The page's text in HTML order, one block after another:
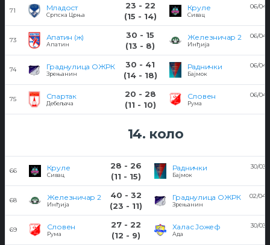
71 Младост
Српска Црња
23 - 22
(15 - 14)
Круле
Сивац
06/04/
73 Апатин (ж)
Апатин
30 - 15
(13 - 8)
Железничар 2
Инђија
06/04/
74 Граднулица ОЖРК
Зрењанин
30 - 41
(14 - 18)
Раднички
Бајмок
06/04/
75 Спартак
Дебељача
20 - 28
(11 - 10)
Словен
Рума
06/04/
14. коло
66 Круле
Сивац
28 - 26
(11 - 15)
Раднички
Бајмок
30/03/
68 Железничар 2
Инђија
40 - 32
(23 - 11)
Граднулица ОЖРК
Зрењанин
02/04/
69 Словен
Рума
27 - 22
(12 - 9)
Халас Јожеф
Ада
30/03/